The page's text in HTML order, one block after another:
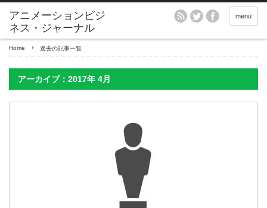
アニメーションビジ
ネス・ジャーナル
menu
Home 過去の記事一覧
アーカイブ：2017年 4月